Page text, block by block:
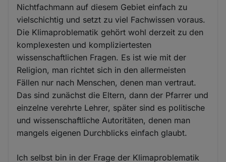
Nichtfachmann auf diesem Gebiet einfach zu
vielschichtig und setzt zu viel Fachwissen voraus.
Die Klimaproblematik gehört wohl derzeit zu den
komplexesten und kompliziertesten
wissenschaftlichen Fragen. Es ist wie mit der
Religion, man richtet sich in den allermeisten
Fällen nur nach Menschen, denen man vertraut.
Das sind zunächst die Eltern, dann der Pfarrer und
einzelne verehrte Lehrer, später sind es politische
und wissenschaftliche Autoritäten, denen man
mangels eigenen Durchblicks einfach glaubt.
Ich selbst bin in der Frage der Klimaproblematik